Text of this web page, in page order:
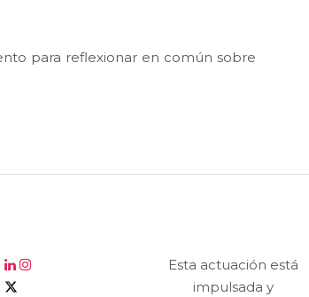
para reflexionar en común sobre
Esta actuación está
impulsada y